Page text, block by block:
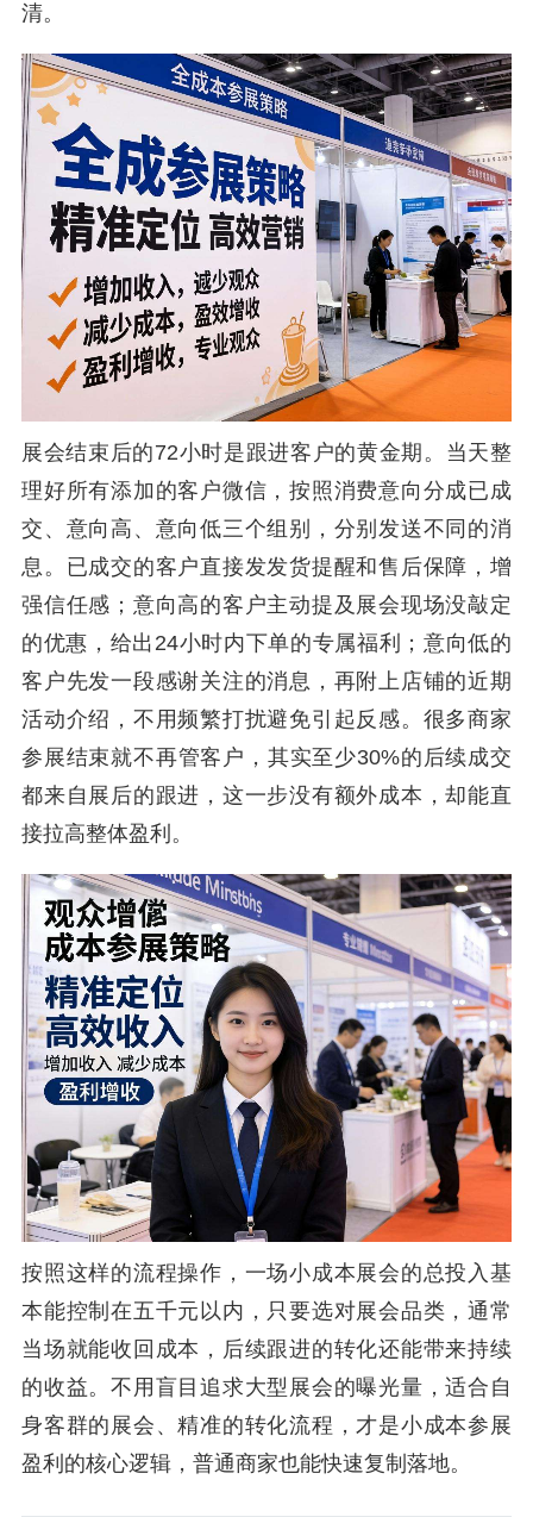
清。
展会结束后的72小时是跟进客户的黄金期。当天整
理好所有添加的客户微信，按照消费意向分成已成
交、意向高、意向低三个组别，分别发送不同的消
息。已成交的客户直接发发货提醒和售后保障，增
强信任感；意向高的客户主动提及展会现场没敲定
的优惠，给出24小时内下单的专属福利；意向低的
客户先发一段感谢关注的消息，再附上店铺的近期
活动介绍，不用频繁打扰避免引起反感。很多商家
参展结束就不再管客户，其实至少30%的后续成交
都来自展后的跟进，这一步没有额外成本，却能直
接拉高整体盈利。
按照这样的流程操作，一场小成本展会的总投入基
本能控制在五千元以内，只要选对展会品类，通常
当场就能收回成本，后续跟进的转化还能带来持续
的收益。不用盲目追求大型展会的曝光量，适合自
身客群的展会、精准的转化流程，才是小成本参展
盈利的核心逻辑，普通商家也能快速复制落地。